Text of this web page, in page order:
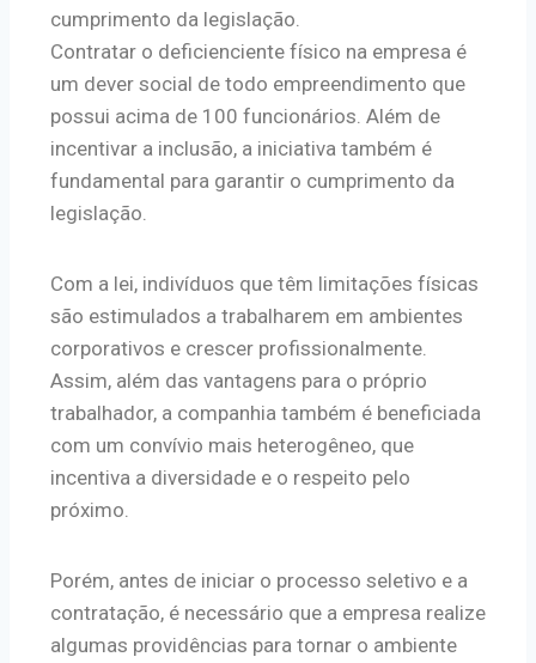
cumprimento da legislação.
Contratar o deficienciente físico na empresa é
um dever social de todo empreendimento que
possui acima de 100 funcionários. Além de
incentivar a inclusão, a iniciativa também é
fundamental para garantir o cumprimento da
legislação.
Com a lei, indivíduos que têm limitações físicas
são estimulados a trabalharem em ambientes
corporativos e crescer profissionalmente.
Assim, além das vantagens para o próprio
trabalhador, a companhia também é beneficiada
com um convívio mais heterogêneo, que
incentiva a diversidade e o respeito pelo
próximo.
Porém, antes de iniciar o processo seletivo e a
contratação, é necessário que a empresa realize
algumas providências para tornar o ambiente